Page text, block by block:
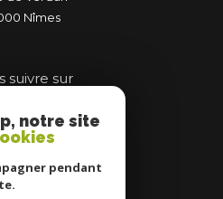
nîmes
suivre sur
notre site
pendant